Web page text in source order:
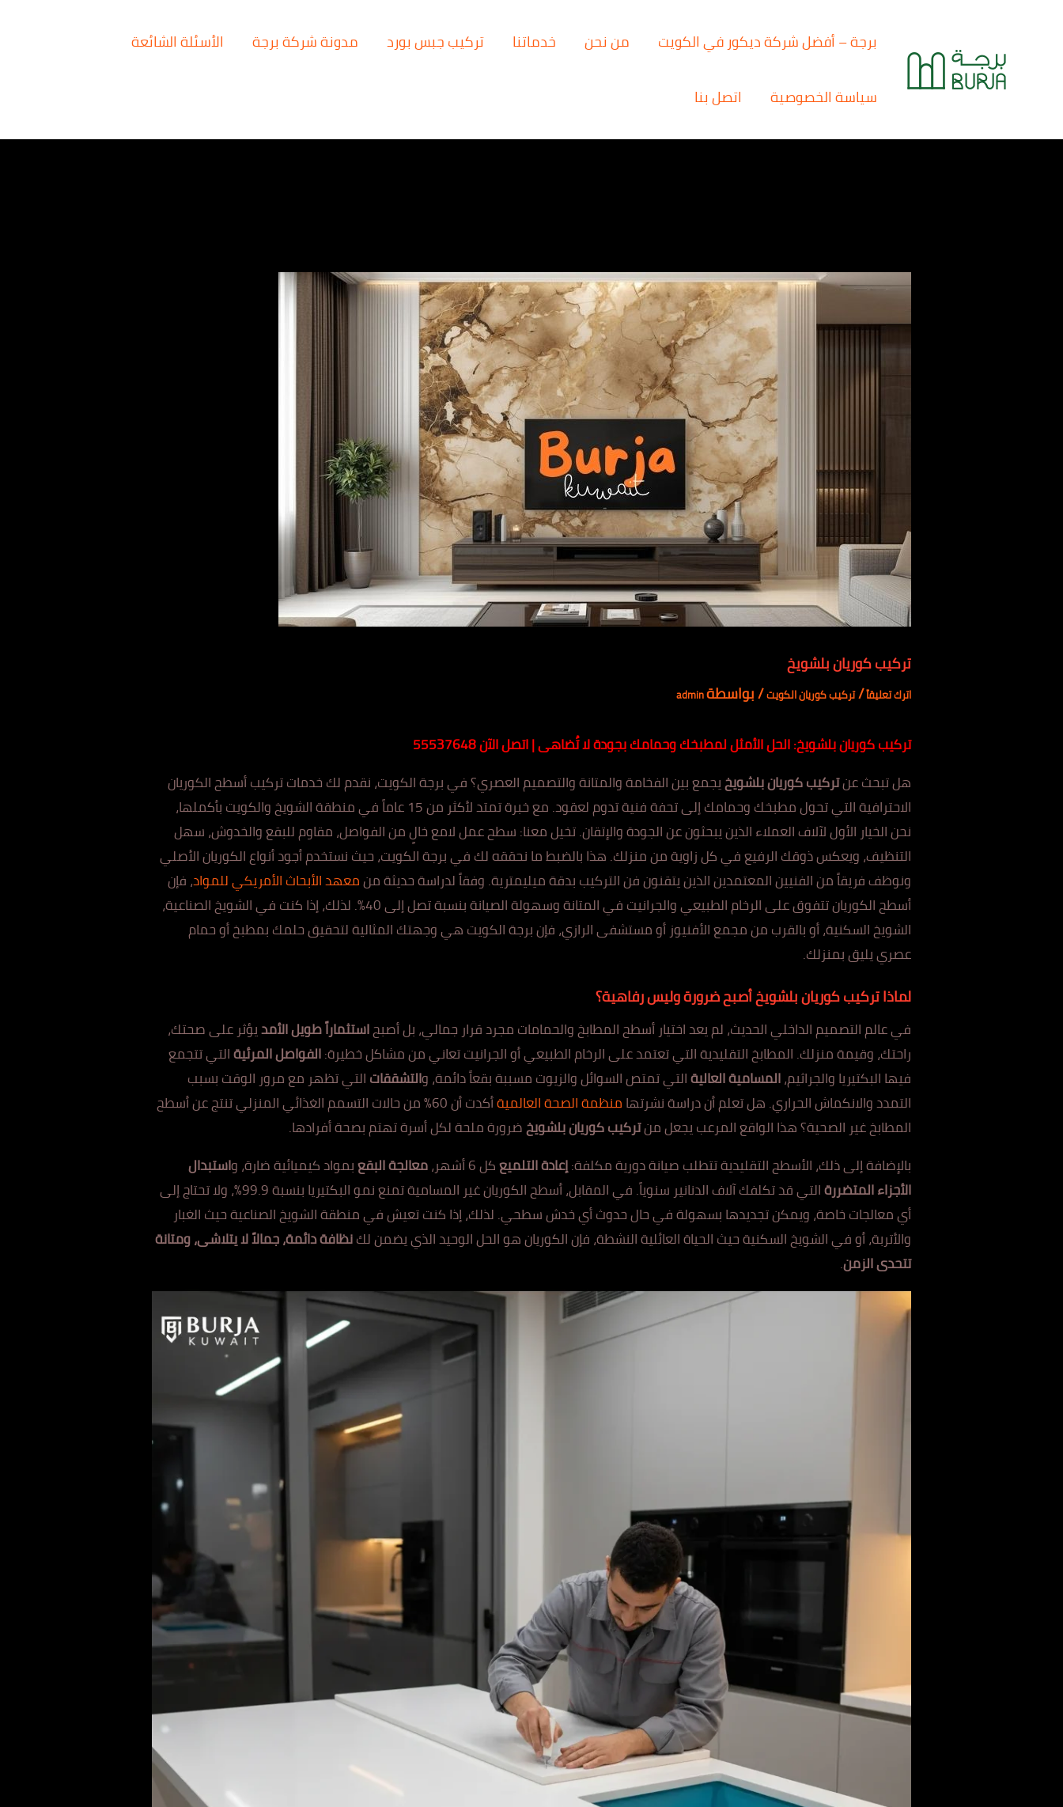
برجة – أفضل شركة ديكور في الكويت من نحن خدماتنا تركيب جبس بورد مدونة شركة برجة الأسئلة الشائعة
سياسة الخصوصية اتصل بنا
تركيب كوريان بلشويخ
اترك تعليقاً/تركيب كوريان الكويت/ بواسطةadmin
تركيب كوريان بلشويخ: الحل الأمثل لمطبخك وحمامك بجودة لا تُضاهى | اتصل الآن 55537648
هل تبحث عنتركيب كوريان بلشويخيجمع بين الفخامة والمتانة والتصميم العصري؟ في برجة الكويت، نقدم لك خدمات تركيب أسطح الكوريان
الاحترافية التي تحول مطبخك وحمامك إلى تحفة فنية تدوم لعقود. مع خبرة تمتد لأكثر من 15 عاماً في منطقة الشويخ والكويت بأكملها،
نحن الخيار الأول لآلاف العملاء الذين يبحثون عن الجودة والإتقان. تخيل معنا: سطح عمل لامع خالٍ من الفواصل، مقاوم للبقع والخدوش، سهل
التنظيف، ويعكس ذوقك الرفيع في كل زاوية من منزلك. هذا بالضبط ما نحققه لك في برجة الكويت، حيث نستخدم أجود أنواع الكوريان الأصلي
ونوظف فريقاً من الفنيين المعتمدين الذين يتقنون فن التركيب بدقة ميليمترية. وفقاً لدراسة حديثة منمعهد الأبحاث الأمريكي للمواد، فإن
أسطح الكوريان تتفوق على الرخام الطبيعي والجرانيت في المتانة وسهولة الصيانة بنسبة تصل إلى 40
%. لذلك، إذا كنت في الشويخ الصناعية،
الشويخ السكنية، أو بالقرب من مجمع الأفنيوز أو مستشفى الرازي، فإن برجة الكويت هي وجهتك المثالية لتحقيق حلمك بمطبخ أوحمام
عصري يليق بمنزلك.
لماذا تركيب كوريان بلشويخ أصبح ضرورة وليس رفاهية؟
في عالم التصميم الداخلي الحديث، لم يعد اختيار أسطح المطابخ والحمامات مجرد قرار جمالي، بل أصبحاستثماراً طويل الأمديؤثر على صحتك،
راحتك، وقيمة منزلك. المطابخ التقليدية التي تعتمد على الرخام الطبيعي أو الجرانيت تعاني من مشاكل خطيرة:الفواصل المرئيةالتي تتجمع
فيها البكتيريا والجراثيم،المسامية العاليةالتي تمتص السوائل والزيوت مسببة بقعاً دائمة، والتشققاتالتي تظهر مع مرور الوقت بسبب
التمدد والانكماش الحراري. هل تعلم أن دراسة نشرتهامنظمة الصحة العالميةأكدت أن 60% من حالات التسمم الغذائي الم نزلي تنتج عن أسطح
المطابخ غير الصحية؟ هذا الواقع المرعب يجعل منتركيب كوريانبلشويخضرورة ملحة لكل أسرة تهتم بصحة أفرادها.
بالإضافة إلى ذلك، الأسطح التقليدية تتطلب صيانة دورية مكلفة:إعادة التلميعكل 6 أشهر، معالجة البقعبمواد كيميائية ضارة، واستبدال
الأجزاء المتضررةالتي قد تكلفك آلاف الدنانير سنوياً. في المقابل، أسطح الكوريان غير المسامية تمنع نمو البكتيريا بنسبة 99
.9%، ولا تحتاج إلى
أي معالجات خاصة، ويمكن تجديدها بسهولةفي حال حدوث أي خدش سطحي. لذلك، إذا كنت تعيش في منطقة الشويخ الصناعية حيث الغبار
والأتربة، أو في الشويخ السكنية حيث الحياة العائلية النشطة، فإن الكوريان هو الحل الوحيد الذي يضمن لكنظافة دائمة، جمالاً لا يتلاشى، ومتانة
تتحدى الزمن.